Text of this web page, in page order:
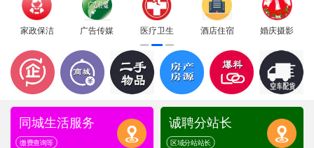
家政保洁 广告传媒 医疗卫生 酒店住宿 婚庆摄影
同城生活服务
缴费查询等
诚聘分站长
区域分站站长